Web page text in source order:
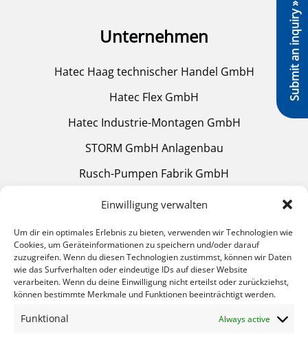
Einwilligung verwalten
Um dir ein optimales Erlebnis zu bieten, verwenden wir Technologien wie
Cookies, um Geräteinformationen zu speichern und/oder darauf
zuzugreifen. Wenn du diesen Technologien zustimmst, können wir Daten
wie das Surfverhalten oder eindeutige IDs auf dieser Website
verarbeiten. Wenn du deine Einwilligung nicht erteilst oder zurückziehst,
können bestimmte Merkmale und Funktionen beeinträchtigt werden.
Funktional Always active
Submit an inquiry »
Unternehmen
Hatec Haag technischer Handel GmbH
Hatec Flex GmbH
Hatec Industrie-Montagen GmbH
STORM GmbH Anlagenbau
Rusch-Pumpen Fabrik GmbH
Mülheimer Glühtechnik GmbH
Helpful Links
Heat treatment